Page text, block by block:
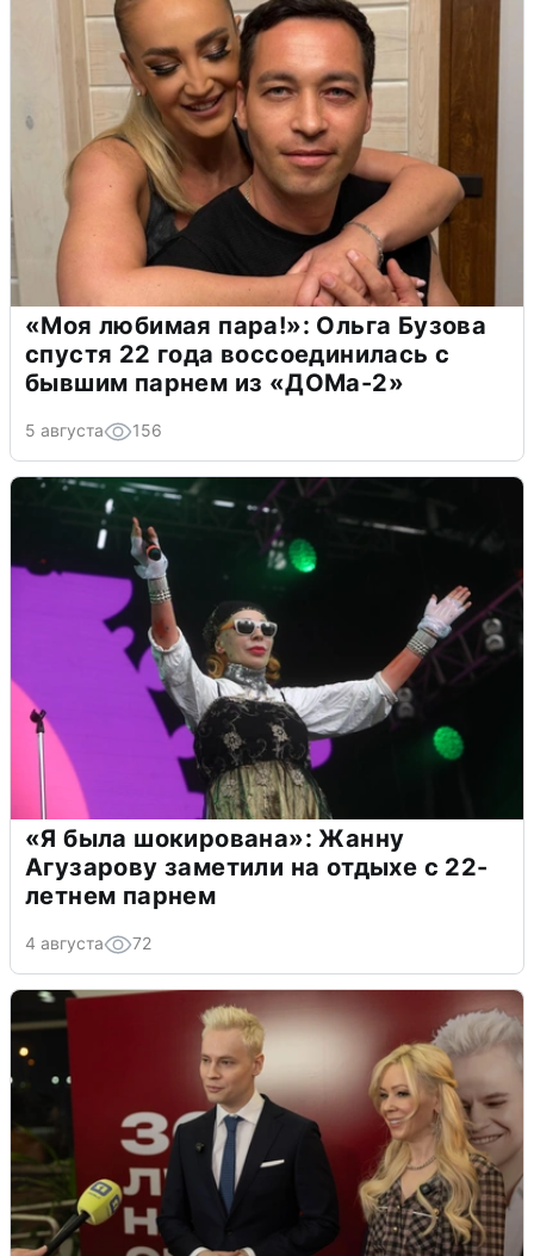
«Моя любимая пара!»: Ольга Бузова
спустя 22 года воссоединилась с
бывшим парнем из «ДОМа-2»
5 августа 156
«Я была шокирована»: Жанну
Агузарову заметили на отдыхе с 22-
летнем парнем
4 августа 72